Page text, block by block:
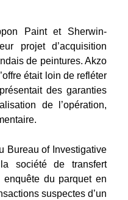
Paint et Sherwin-
projet d’acquisition
de peintures. Akzo
était loin de refléter
des garanties
de l’opération,
Bureau of Investigative
société de transfert
enquête du parquet en
suspectes d’un